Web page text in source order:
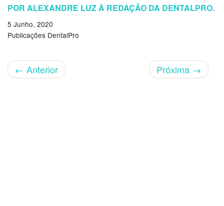
POR ALEXANDRE LUZ À REDAÇÃO DA DENTALPRO.
5 Junho, 2020
Publicações DentalPro
← Anterior Próxima →